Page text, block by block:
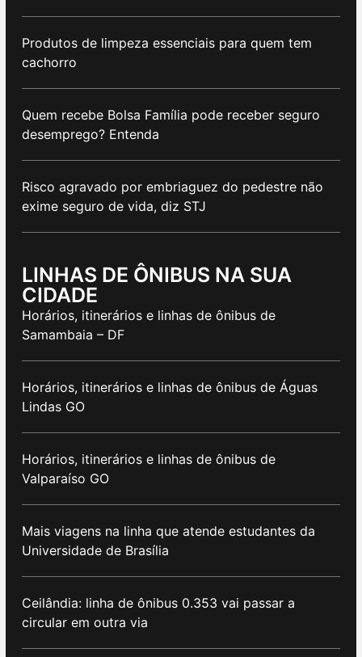
Produtos de limpeza essenciais para quem tem
cachorro
Quem recebe Bolsa Família pode receber seguro
desemprego? Entenda
Risco agravado por embriaguez do pedestre não
exime seguro de vida, diz STJ
LINHAS DE ÔNIBUS NA SUA
CIDADE
Horários, itinerários e linhas de ônibus de
Samambaia – DF
Horários, itinerários e linhas de ônibus de Águas
Lindas GO
Horários, itinerários e linhas de ônibus de
Valparaíso GO
Mais viagens na linha que atende estudantes da
Universidade de Brasília
Ceilândia: linha de ônibus 0.353 vai passar a
circular em outra via